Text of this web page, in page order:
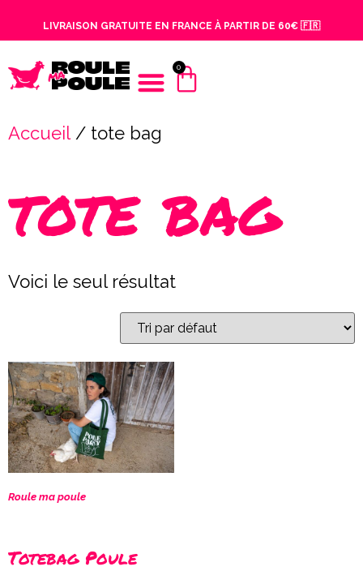
LIVRAISON GRATUITE EN FRANCE À PARTIR DE 60€ 🇫🇷
0
Accueil / tote bag
tote bag
Voici le seul résultat
Roule ma poule
Totebag Poule